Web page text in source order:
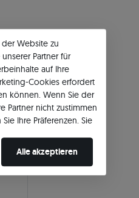
Website zu
Partner für
auf Ihre
Cookies erfordert
können. Wenn Sie der
Partner nicht zustimmen
Ihre Präferenzen. Sie
Alle akzeptieren